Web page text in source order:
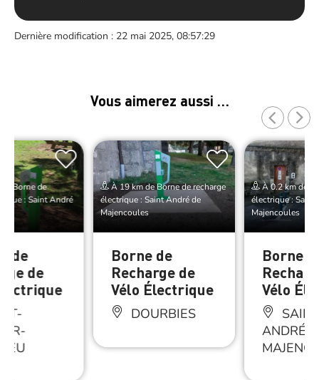
Dernière modification : 22 mai 2025, 08:57:29
Vous aimerez aussi …
Borne de
: Saint André
de
de
À 19 km de Borne de recharge
électrique : Saint André de
Majencoules
Borne de
Recharge de
Vélo Électrique
DOURBIES
À 0.2 km de
électrique : Saint
Majencoules
Borne
Vélo
ANDRÉ-